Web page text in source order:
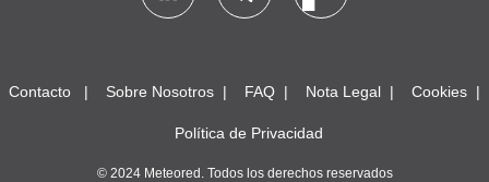
Contacto Sobre Nosotros FAQ Nota Legal Cookies
Política de Privacidad
© 2024 Meteored. Todos los derechos reservados